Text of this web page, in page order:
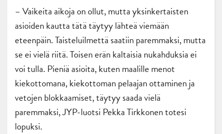
– Vaikeita aikoja on ollut, mutta yksinkertaisten
asioiden kautta tätä täytyy lähteä viemään
eteenpäin. Taisteluilmettä saatiin paremmaksi, mutta
se ei vielä riitä. Toisen erän kaltaisia nukahduksia ei
voi tulla. Pieniä asioita, kuten maalille menot
kiekottomana, kiekottoman pelaajan ottaminen ja
vetojen blokkaamiset, täytyy saada vielä
paremmaksi, JYP-luotsi Pekka Tirkkonen totesi
lopuksi.